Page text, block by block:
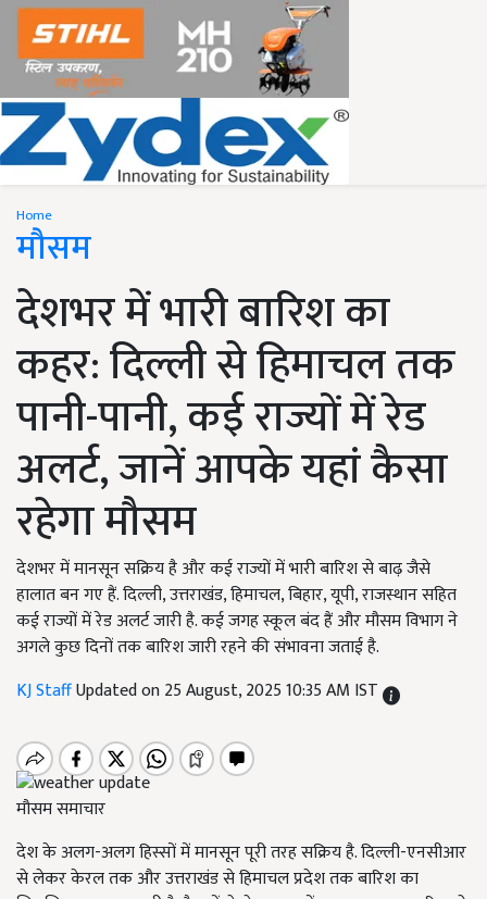
Home
मौसम
देशभर में भारी बारिश का
कहर: दिल्ली से हिमाचल तक
पानी-पानी, कई राज्यों में रेड
अलर्ट, जानें आपके यहां कैसा
रहेगा मौसम
देशभर में मानसून सक्रिय है और कई राज्यों में भारी बारिश से बाढ़ जैसे
हालात बन गए हैं. दिल्ली, उत्तराखंड, हिमाचल, बिहार, यूपी, राजस्थान सहित
कई राज्यों में रेड अलर्ट जारी है. कई जगह स्कूल बंद हैं और मौसम विभाग ने
अगले कुछ दिनों तक बारिश जारी रहने की संभावना जताई है.
KJ StaffUpdated on 25 August, 2025 10:35 AM IST
मौसम समाचार
देश के अलग-अलग हिस्सों में मानसून पूरी तरह सक्रिय है. दिल्ली-एनसीआर
से लेकर केरल तक और उत्तराखंड से हिमाचल प्रदेश तक बारिश का